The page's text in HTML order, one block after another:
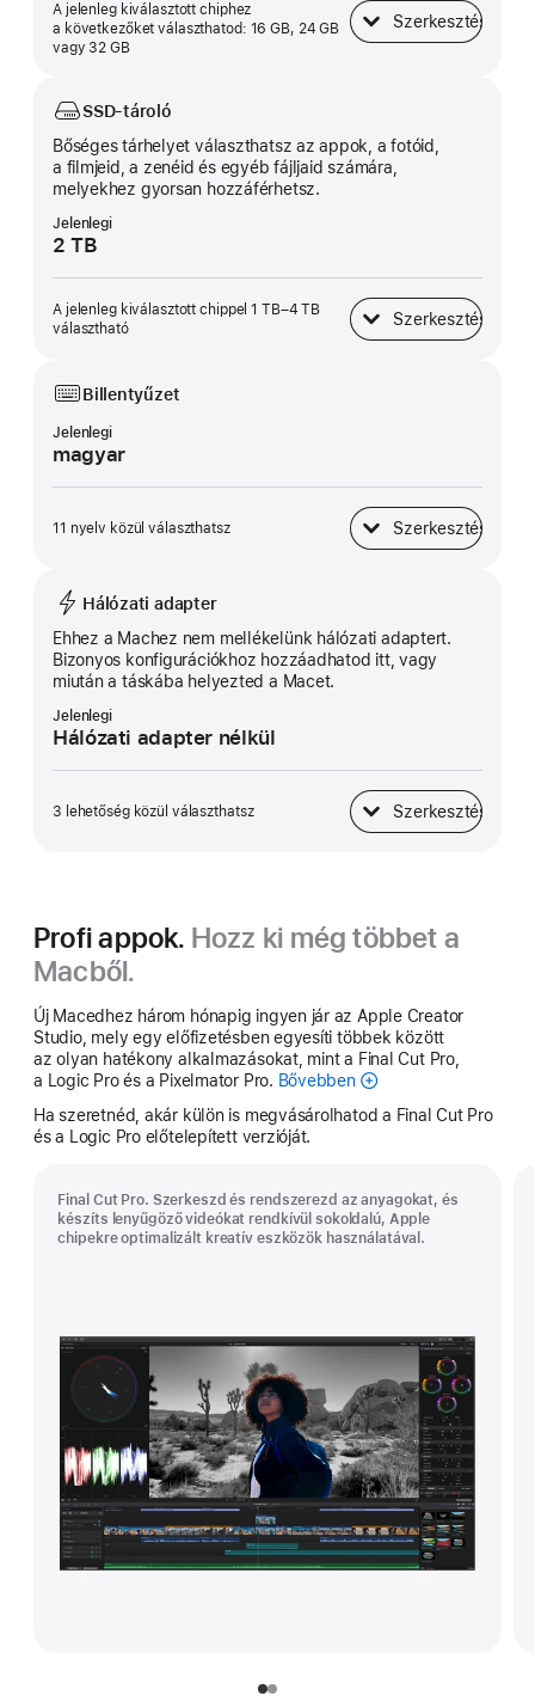
A jelenleg kiválasztott chiphez
a következőket választhatod: 16 GB, 24 GB
vagy 32 GB
Szerkesztés
Egyesített memória
SSD-tároló
Bőséges tárhelyet választhatsz az appok, a fotóid,
a filmjeid, a zenéid és egyéb fájljaid számára,
melyekhez gyorsan hozzáférhetsz.
Jelenlegi
2 TB
A jelenleg kiválasztott chippel 1 TB–4 TB
választható
Szerkesztés
SSD-tároló
Billentyűzet
Jelenlegi
magyar
11 nyelv közül választhatsz Szerkesztés
Billentyűzet
Hálózati adapter
Ehhez a Machez nem mellékelünk hálózati adaptert.
Bizonyos konfigurációkhoz hozzáadhatod itt, vagy
miután a táskába helyezted a Macet.
Jelenlegi
Hálózati adapter nélkül
3 lehetőség közül választhatsz Szerkesztés
Hálózati adapter
Profi appok. Hozz ki még többet a
Macből.
Új Macedhez három hónapig ingyen jár az Apple Creator
Studio, mely egy előfizetésben egyesíti többek között
az olyan hatékony alkalmazásokat, mint a Final Cut Pro,
a Logic Pro és a Pixelmator Pro. BővebbenApple
Studio
Ha szeretnéd, akár külön is megvásárolhatod a Final Cut Pro
és a Logic Pro előtelepített verzióját.
Final Cut Pro. Szerkeszd és rendszerezd az anyagokat, és
készíts lenyűgöző videókat rendkívül sokoldalú, Apple
chipekre optimalizált kreatív eszközök használatával.